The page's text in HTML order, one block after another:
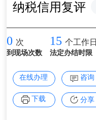
纳税信用复评
0 次
到现场次数
15 个工作日
法定办结时限
在线办理 咨询
下载 分享